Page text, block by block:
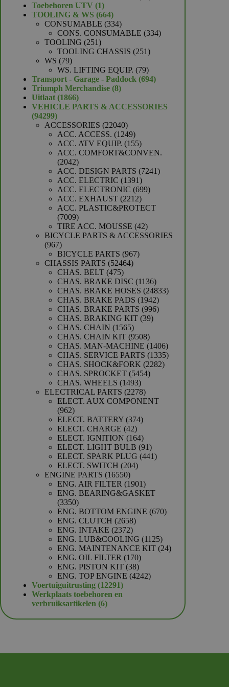
Toebehoren UTV 11
product
TOOLING & WS 664664
producten
CONSUMABLE 334334
producten
CONS. CONSUMABLE 334334
TOOLING 251251
producten
TOOLING CHASSIS 251251
WS 7979
producten
WS. LIFTING EQUIP. 7979
producten
Transport - Garage - Paddock 694694
Triumph Merchandise 88
Uitlaat 18661866
producten
VEHICLE PARTS & ACCESSORIES
9429994299
producten
ACCESSORIES 2204022040
producten
ACC. ACCESS. 12491249
producten
ACC. ATV EQUIP. 155155
producten
ACC. COMFORT&CONVEN.
20422042
producten
ACC. DESIGN PARTS 72417241
ACC. ELECTRIC 13911391
producten
ACC. ELECTRONIC 699699
ACC. EXHAUST 22122212
producten
ACC. PLASTIC&PROTECT
70097009
producten
TIRE ACC. MOUSSE 4242
producten
BICYCLE PARTS & ACCESSORIES
967967
producten
BICYCLE PARTS 967967
CHASSIS PARTS 5246452464
CHAS. BELT 475475
producten
CHAS. BRAKE DISC 11361136
producten
CHAS. BRAKE HOSES 2483324833
CHAS. BRAKE PADS 19421942
producten
CHAS. BRAKE PARTS 996996
CHAS. BRAKING KIT 3939
CHAS. CHAIN 15651565
producten
CHAS. CHAIN KIT 95089508
producten
CHAS. MAN-MACHINE 14061406
producten
CHAS. SERVICE PARTS 13351335
CHAS. SHOCK&FORK 22822282
CHAS. SPROCKET 54545454
CHAS. WHEELS 14931493
producten
ELECTRICAL PARTS 22782278
producten
ELECT. AUX COMPONENT
962962
producten
ELECT. BATTERY 374374
ELECT. CHARGE 4242
producten
ELECT. IGNITION 164164
producten
ELECT. LIGHT BULB 9191
producten
ELECT. SPARK PLUG 441441
ELECT. SWITCH 204204
ENGINE PARTS 1655016550
producten
ENG. AIR FILTER 19011901
producten
ENG. BEARING&GASKET
33503350
producten
ENG. BOTTOM ENGINE 670670
ENG. CLUTCH 26582658
ENG. INTAKE 23722372
producten
ENG. LUB&COOLING 11251125
producten
ENG. MAINTENANCE KIT 2424
ENG. OIL FILTER 170170
producten
ENG. PISTON KIT 3838
producten
ENG. TOP ENGINE 42424242
Voertuiguitrusting 1229112291
producten
Werkplaats toebehoren en
verbruiksartikelen 66